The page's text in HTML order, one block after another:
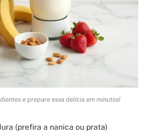
e prepare essa delícia em minutos!
(prefira a nanica ou prata)